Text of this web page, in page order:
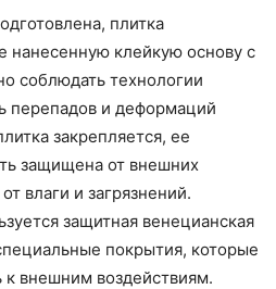
плитка
нанесенную клейкую основу с
соблюдать технологии
перепадов и деформаций
закрепляется, ее
защищена от внешних
влаги и загрязнений.
защитная венецианская
покрытия, которые
внешним воздействиям.